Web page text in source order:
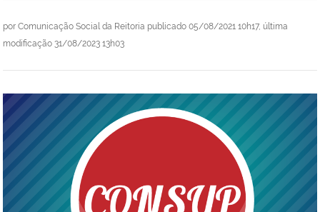
por Comunicação Social da Reitoria publicado 05/08/2021 10h17, última
modificação 31/08/2023 13h03